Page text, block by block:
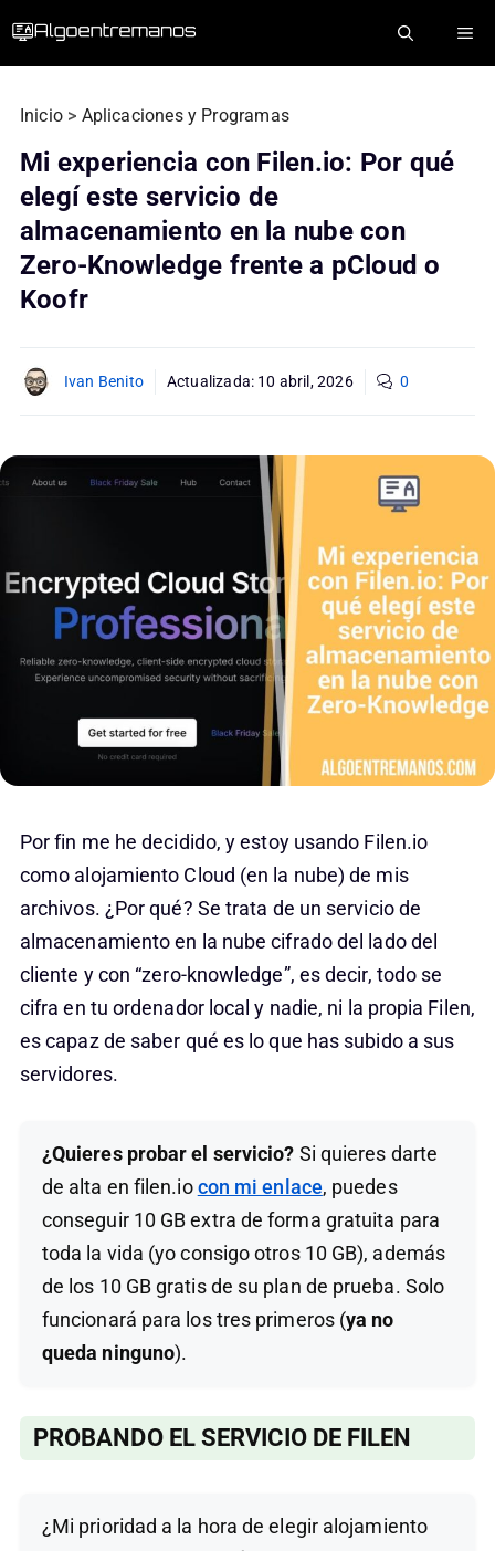
Inicio > Aplicaciones y Programas
Mi experiencia con Filen.io: Por qué
elegí este servicio de
almacenamiento en la nube con
Zero-Knowledge frente a pCloud o
Koofr
Ivan Benito Actualizada: 10 abril, 2026 0
Por fin me he decidido, y estoy usando Filen.io
como alojamiento Cloud (en la nube) de mis
archivos. ¿Por qué? Se trata de un servicio de
almacenamiento en la nube cifrado del lado del
cliente y con “zero-knowledge”, es decir, todo se
cifra en tu ordenador local y nadie, ni la propia Filen,
es capaz de saber qué es lo que has subido a sus
servidores.
¿Quieres probar el servicio? Si quieres darte
de alta en filen.iocon mi enlace, puedes
conseguir 10 GB extra de forma gratuita para
toda la vida (yo consigo otros 10 GB), además
de los 10 GB gratis de su plan de prueba. Solo
funcionará para los tres primeros (ya no
queda ninguno).
PROBANDO EL SERVICIO DE FILEN
¿Mi prioridad a la hora de elegir alojamiento